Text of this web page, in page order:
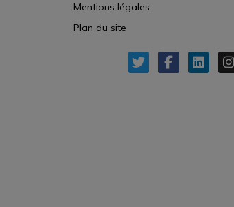
Mentions légales
Plan du site